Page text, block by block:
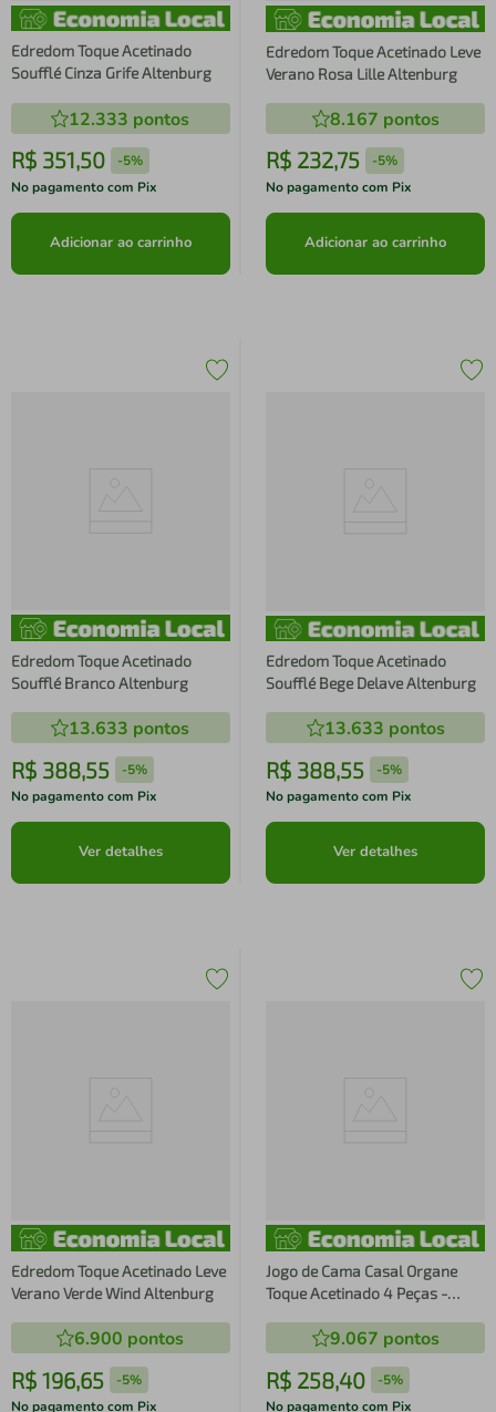
Edredom Toque Acetinado
Soufflé Cinza Grife Altenburg
12.333 pontos
R$ 351,50 -5%
No pagamento com Pix
Adicionar ao carrinho
Edredom Toque Acetinado Leve
Verano Rosa Lille Altenburg
8.167 pontos
R$ 232,75 -5%
No pagamento com Pix
Adicionar ao carrinho
Edredom Toque Acetinado
Soufflé Branco Altenburg
13.633 pontos
R$ 388,55 -5%
No pagamento com Pix
Ver detalhes
Edredom Toque Acetinado
Soufflé Bege Delave Altenburg
13.633 pontos
R$ 388,55 -5%
No pagamento com Pix
Ver detalhes
Edredom Toque Acetinado Leve
Verano Verde Wind Altenburg
6.900 pontos
R$ 196,65 -5%
No pagamento com Pix
Jogo de Cama Casal Organe
Toque Acetinado 4 Peças -
9.067 pontos
R$ 258,40 -5%
No pagamento com Pix